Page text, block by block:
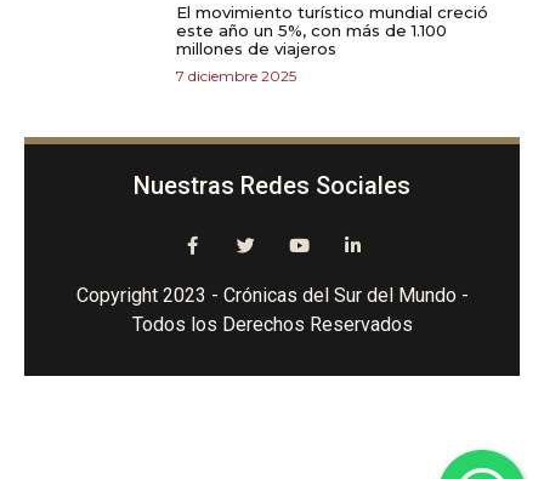
El movimiento turístico mundial creció
este año un 5%, con más de 1.100
millones de viajeros
7 diciembre 2025
Nuestras Redes Sociales
Copyright 2023 - Crónicas del Sur del Mundo -
Todos los Derechos Reservados